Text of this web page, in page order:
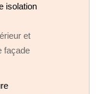
isolation
et
façade